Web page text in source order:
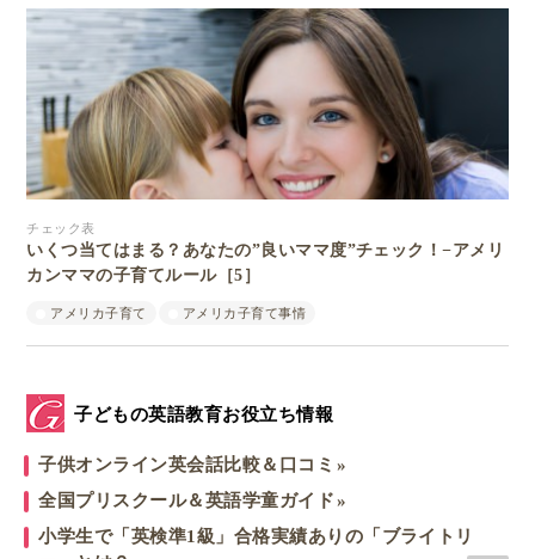
チェック表
いくつ当てはまる？あなたの”良いママ度”チェック！−アメリ
カンママの子育てルール［5］
アメリカ子育て アメリカ子育て事情
子どもの英語教育お役立ち情報
子供オンライン英会話比較＆口コミ
全国プリスクール＆英語学童ガイド
小学生で「英検準1級」合格実績ありの「ブライトリ